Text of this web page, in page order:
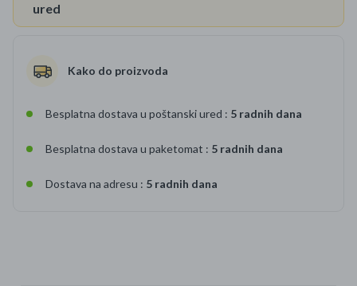
ured
Kako do proizvoda
Besplatna dostava u poštanski ured : 5 radnih dana
Besplatna dostava u paketomat : 5 radnih dana
Dostava na adresu : 5 radnih dana